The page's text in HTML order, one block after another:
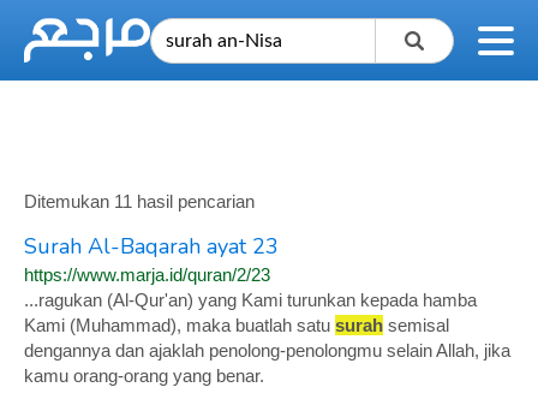
Ditemukan 11 hasil pencarian
Surah Al-Baqarah ayat 23
https://www.marja.id/quran/2/23
...ragukan (Al-Qur'an) yang Kami turunkan kepada hamba
Kami (Muhammad), maka buatlah satu surah semisal
dengannya dan ajaklah penolong-penolongmu selain Allah, jika
kamu orang-orang yang benar.